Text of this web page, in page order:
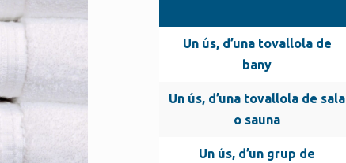
Un ús, d’una tovallola de
bany
Un ús, d’una tovallola de sala
o sauna
Un ús, d’un grup de